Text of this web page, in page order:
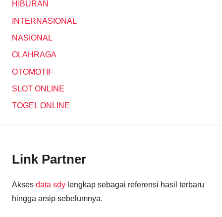
HIBURAN
INTERNASIONAL
NASIONAL
OLAHRAGA
OTOMOTIF
SLOT ONLINE
TOGEL ONLINE
Link Partner
Akses data sdy lengkap sebagai referensi hasil terbaru
hingga arsip sebelumnya.